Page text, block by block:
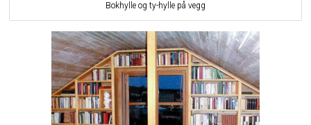
Bokhylle og ty-hylle på vegg